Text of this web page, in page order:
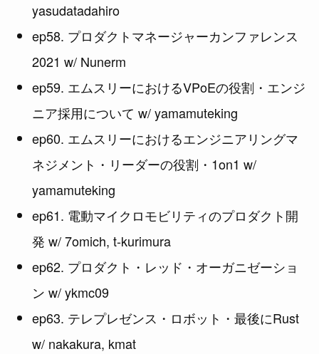
yasudatadahiro
ep58. プロダクトマネージャーカンファレンス
2021 w/ Nunerm
ep59. エムスリーにおけるVPoEの役割・エンジ
ニア採用について w/ yamamuteking
ep60. エムスリーにおけるエンジニアリングマ
ネジメント・リーダーの役割・1on1 w/
yamamuteking
ep61. 電動マイクロモビリティのプロダクト開
発 w/ 7omich, t-kurimura
ep62. プロダクト・レッド・オーガニゼーショ
ン w/ ykmc09
ep63. テレプレゼンス・ロボット・最後にRust
w/ nakakura, kmat